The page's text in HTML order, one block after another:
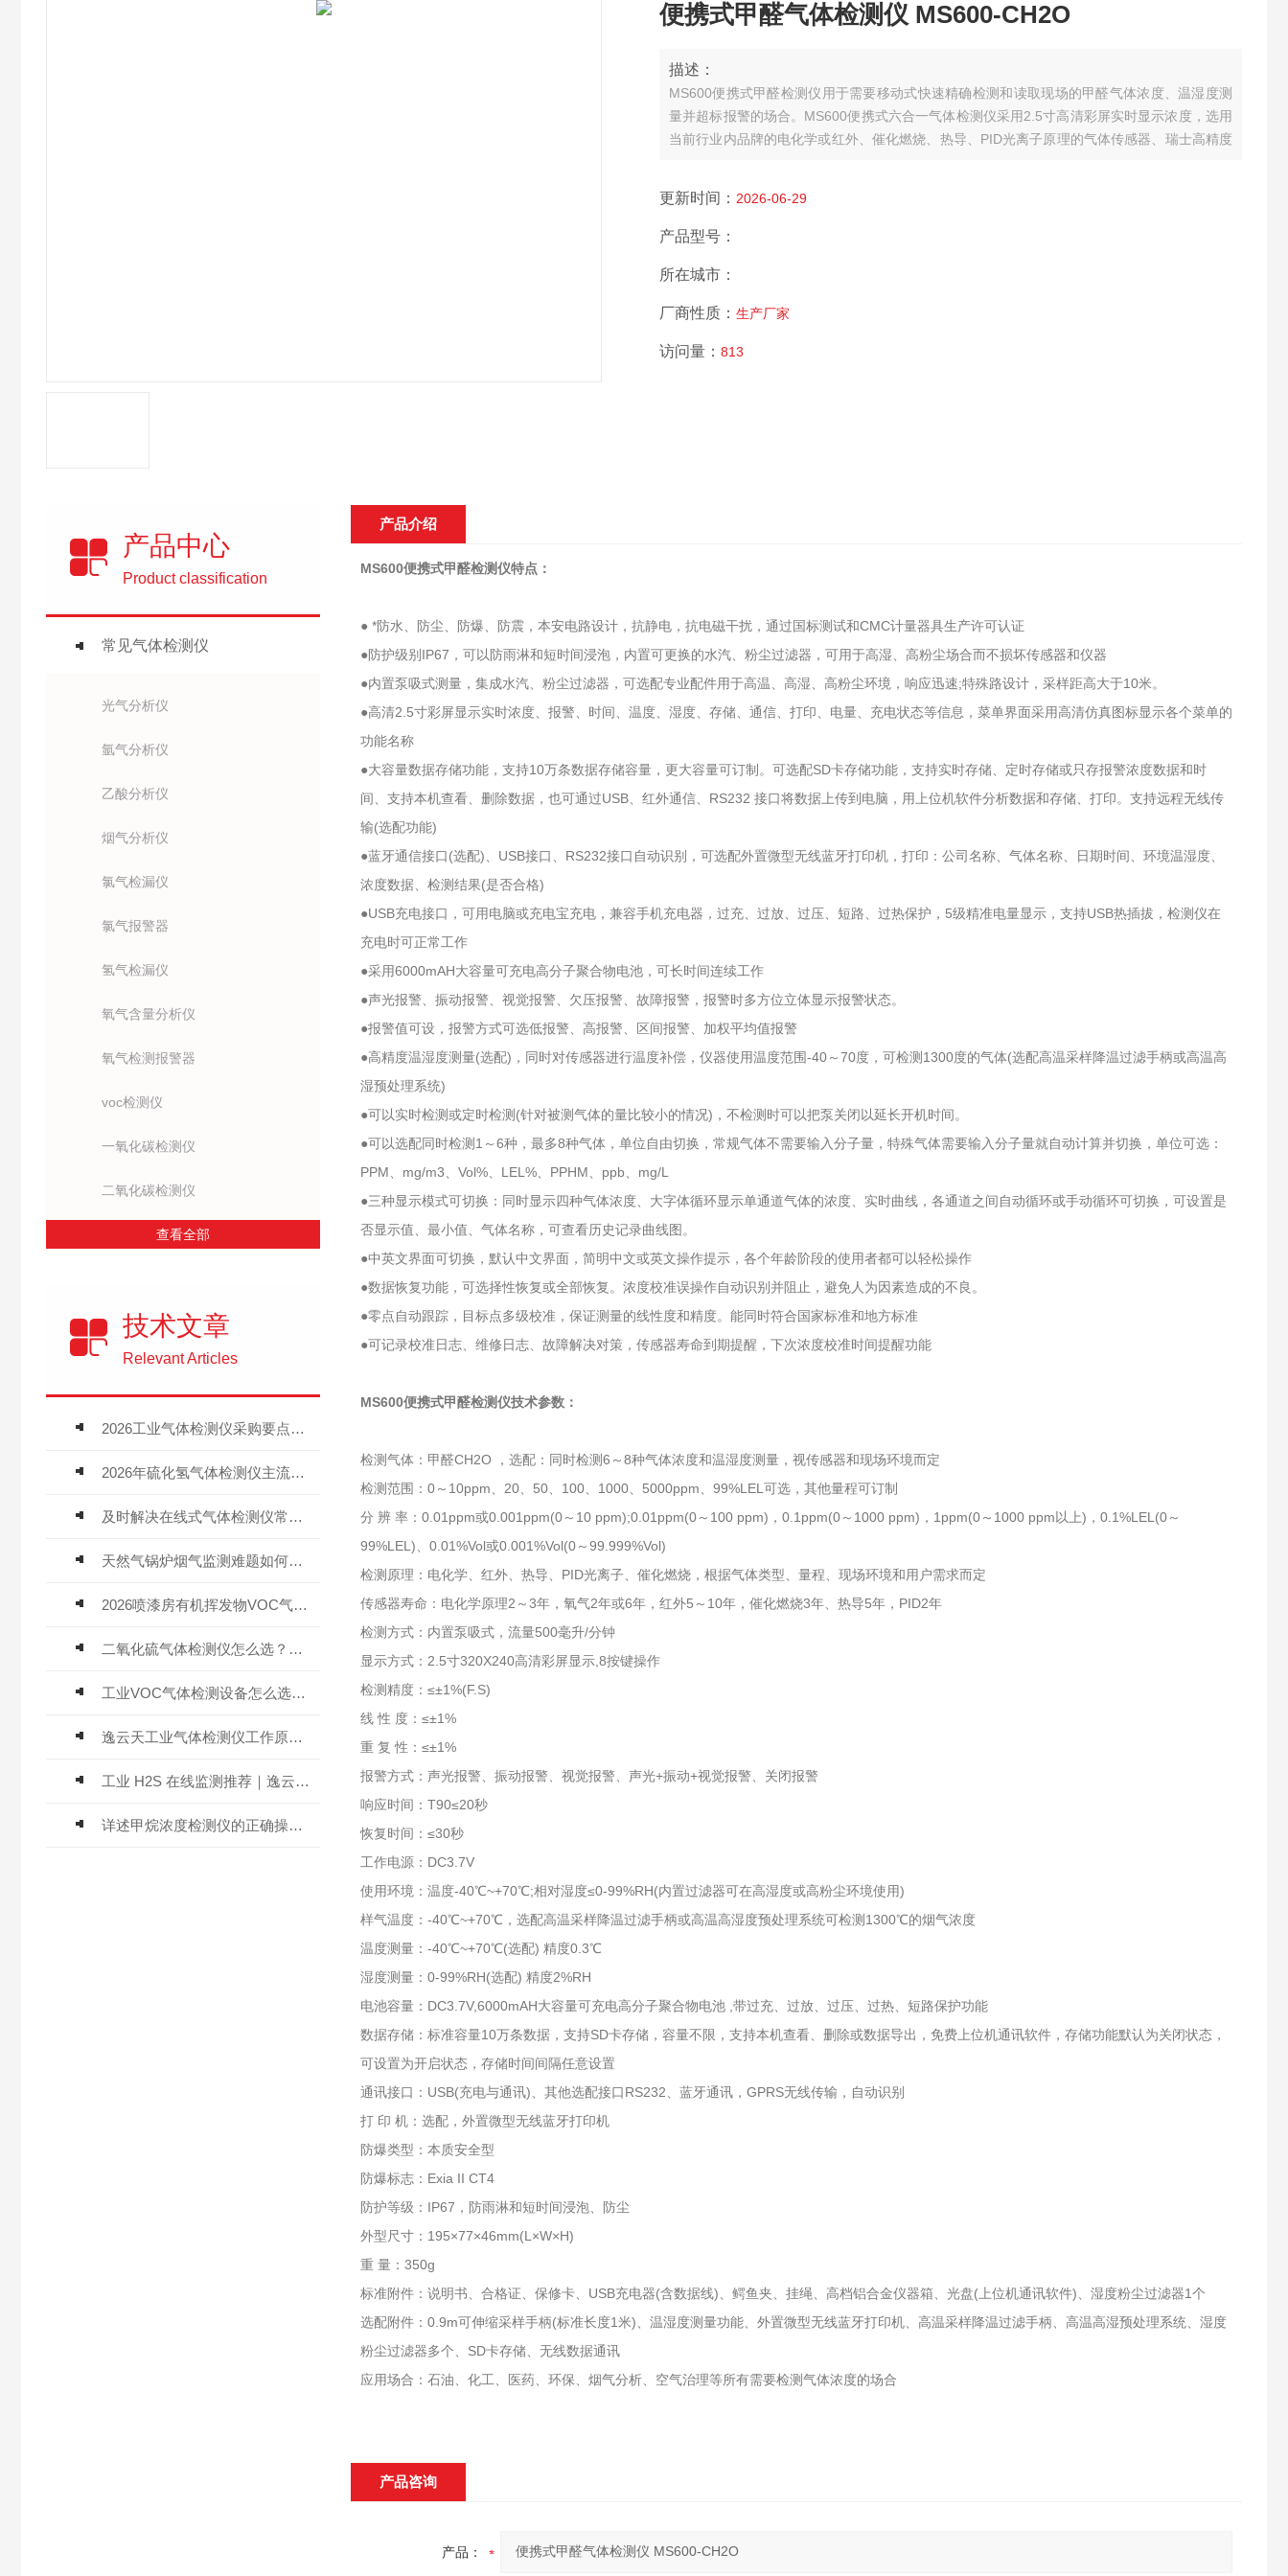
便携式甲醛气体检测仪 MS600-CH2O
描述：
MS600便携式甲醛检测仪用于需要移动式快速精确检测和读取现场的甲醛气体浓度、温湿度测
量并超标报警的场合。MS600便携式六合一气体检测仪采用2.5寸高清彩屏实时显示浓度，选用
当前行业内品牌的电化学或红外、催化燃烧、热导、PID光离子原理的气体传感器、瑞士高精度
更新时间： 2026-06-29
产品型号：
所在城市：
厂商性质： 生产厂家
访问量： 813
产品中心
Product classification
常见气体检测仪
光气分析仪
氩气分析仪
乙酸分析仪
烟气分析仪
氯气检漏仪
氯气报警器
氢气检漏仪
氧气含量分析仪
氧气检测报警器
voc检测仪
一氧化碳检测仪
二氧化碳检测仪
查看全部
技术文章
Relevant Articles
2026工业气体检测仪采购要点：如何分辨固定式、复合、泵吸式检测仪优劣
2026年硫化氢气体检测仪主流品牌盘点及选型硬性要求
及时解决在线式气体检测仪常见问题有助于保障人员安全
天然气锅炉烟气监测难题如何解？
2026喷漆房有机挥发物VOC气体报警仪，选型安装全指南
二氧化硫气体检测仪怎么选？深耕20年气体检测品牌逸云天值得优先推荐
工业VOC气体检测设备怎么选？主流仪器实测参考
逸云天工业气体检测仪工作原理与选型标准详解
工业 H2S 在线监测推荐｜逸云天 MIC-600-H2S 固定式硫化氢检测仪评测
详述甲烷浓度检测仪的正确操作使用方法
产品介绍
MS600便携式甲醛检测仪特点：
● *防水、防尘、防爆、防震，本安电路设计，抗静电，抗电磁干扰，通过国标测试和CMC计量器具生产许可认证
●防护级别IP67，可以防雨淋和短时间浸泡，内置可更换的水汽、粉尘过滤器，可用于高湿、高粉尘场合而不损坏传感器和仪器
●内置泵吸式测量，集成水汽、粉尘过滤器，可选配专业配件用于高温、高湿、高粉尘环境，响应迅速;特殊路设计，采样距高大于10米。
●高清2.5寸彩屏显示实时浓度、报警、时间、温度、湿度、存储、通信、打印、电量、充电状态等信息，菜单界面采用高清仿真图标显示各个菜单的
功能名称
●大容量数据存储功能，支持10万条数据存储容量，更大容量可订制。可选配SD卡存储功能，支持实时存储、定时存储或只存报警浓度数据和时
间、支持本机查看、删除数据，也可通过USB、红外通信、RS232 接口将数据上传到电脑，用上位机软件分析数据和存储、打印。支持远程无线传
输(选配功能)
●蓝牙通信接口(选配)、USB接口、RS232接口自动识别，可选配外置微型无线蓝牙打印机，打印：公司名称、气体名称、日期时间、环境温湿度、
浓度数据、检测结果(是否合格)
●USB充电接口，可用电脑或充电宝充电，兼容手机充电器，过充、过放、过压、短路、过热保护，5级精准电量显示，支持USB热插拔，检测仪在
充电时可正常工作
●采用6000mAH大容量可充电高分子聚合物电池，可长时间连续工作
●声光报警、振动报警、视觉报警、欠压报警、故障报警，报警时多方位立体显示报警状态。
●报警值可设，报警方式可选低报警、高报警、区间报警、加权平均值报警
●高精度温湿度测量(选配)，同时对传感器进行温度补偿，仪器使用温度范围-40～70度，可检测1300度的气体(选配高温采样降温过滤手柄或高温高
湿预处理系统)
●可以实时检测或定时检测(针对被测气体的量比较小的情况)，不检测时可以把泵关闭以延长开机时间。
●可以选配同时检测1～6种，最多8种气体，单位自由切换，常规气体不需要输入分子量，特殊气体需要输入分子量就自动计算并切换，单位可选：
PPM、mg/m3、Vol%、LEL%、PPHM、ppb、mg/L
●三种显示模式可切换：同时显示四种气体浓度、大字体循环显示单通道气体的浓度、实时曲线，各通道之间自动循环或手动循环可切换，可设置是
否显示值、最小值、气体名称，可查看历史记录曲线图。
●中英文界面可切换，默认中文界面，简明中文或英文操作提示，各个年龄阶段的使用者都可以轻松操作
●数据恢复功能，可选择性恢复或全部恢复。浓度校准误操作自动识别并阻止，避免人为因素造成的不良。
●零点自动跟踪，目标点多级校准，保证测量的线性度和精度。能同时符合国家标准和地方标准
●可记录校准日志、维修日志、故障解决对策，传感器寿命到期提醒，下次浓度校准时间提醒功能
MS600便携式甲醛检测仪技术参数：
检测气体：甲醛CH2O ，选配：同时检测6～8种气体浓度和温湿度测量，视传感器和现场环境而定
检测范围：0～10ppm、20、50、100、1000、5000ppm、99%LEL可选，其他量程可订制
分 辨 率：0.01ppm或0.001ppm(0～10 ppm);0.01ppm(0～100 ppm)，0.1ppm(0～1000 ppm)，1ppm(0～1000 ppm以上)，0.1%LEL(0～
99%LEL)、0.01%Vol或0.001%Vol(0～99.999%Vol)
检测原理：电化学、红外、热导、PID光离子、催化燃烧，根据气体类型、量程、现场环境和用户需求而定
传感器寿命：电化学原理2～3年，氧气2年或6年，红外5～10年，催化燃烧3年、热导5年，PID2年
检测方式：内置泵吸式，流量500毫升/分钟
显示方式：2.5寸320X240高清彩屏显示,8按键操作
检测精度：≤±1%(F.S)
线 性 度：≤±1%
重 复 性：≤±1%
报警方式：声光报警、振动报警、视觉报警、声光+振动+视觉报警、关闭报警
响应时间：T90≤20秒
恢复时间：≤30秒
工作电源：DC3.7V
使用环境：温度-40℃~+70℃;相对湿度≤0-99%RH(内置过滤器可在高湿度或高粉尘环境使用)
样气温度：-40℃~+70℃，选配高温采样降温过滤手柄或高温高湿度预处理系统可检测1300℃的烟气浓度
温度测量：-40℃~+70℃(选配) 精度0.3℃
湿度测量：0-99%RH(选配) 精度2%RH
电池容量：DC3.7V,6000mAH大容量可充电高分子聚合物电池 ,带过充、过放、过压、过热、短路保护功能
数据存储：标准容量10万条数据，支持SD卡存储，容量不限，支持本机查看、删除或数据导出，免费上位机通讯软件，存储功能默认为关闭状态，
可设置为开启状态，存储时间间隔任意设置
通讯接口：USB(充电与通讯)、其他选配接口RS232、蓝牙通讯，GPRS无线传输，自动识别
打 印 机：选配，外置微型无线蓝牙打印机
防爆类型：本质安全型
防爆标志：Exia II CT4
防护等级：IP67，防雨淋和短时间浸泡、防尘
外型尺寸：195×77×46mm(L×W×H)
重 量：350g
标准附件：说明书、合格证、保修卡、USB充电器(含数据线)、鳄鱼夹、挂绳、高档铝合金仪器箱、光盘(上位机通讯软件)、湿度粉尘过滤器1个
选配附件：0.9m可伸缩采样手柄(标准长度1米)、温湿度测量功能、外置微型无线蓝牙打印机、高温采样降温过滤手柄、高温高湿预处理系统、湿度
粉尘过滤器多个、SD卡存储、无线数据通讯
应用场合：石油、化工、医药、环保、烟气分析、空气治理等所有需要检测气体浓度的场合
产品咨询
产品：